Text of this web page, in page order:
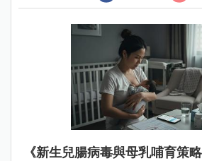
《新生兒腸病毒與母乳哺育策